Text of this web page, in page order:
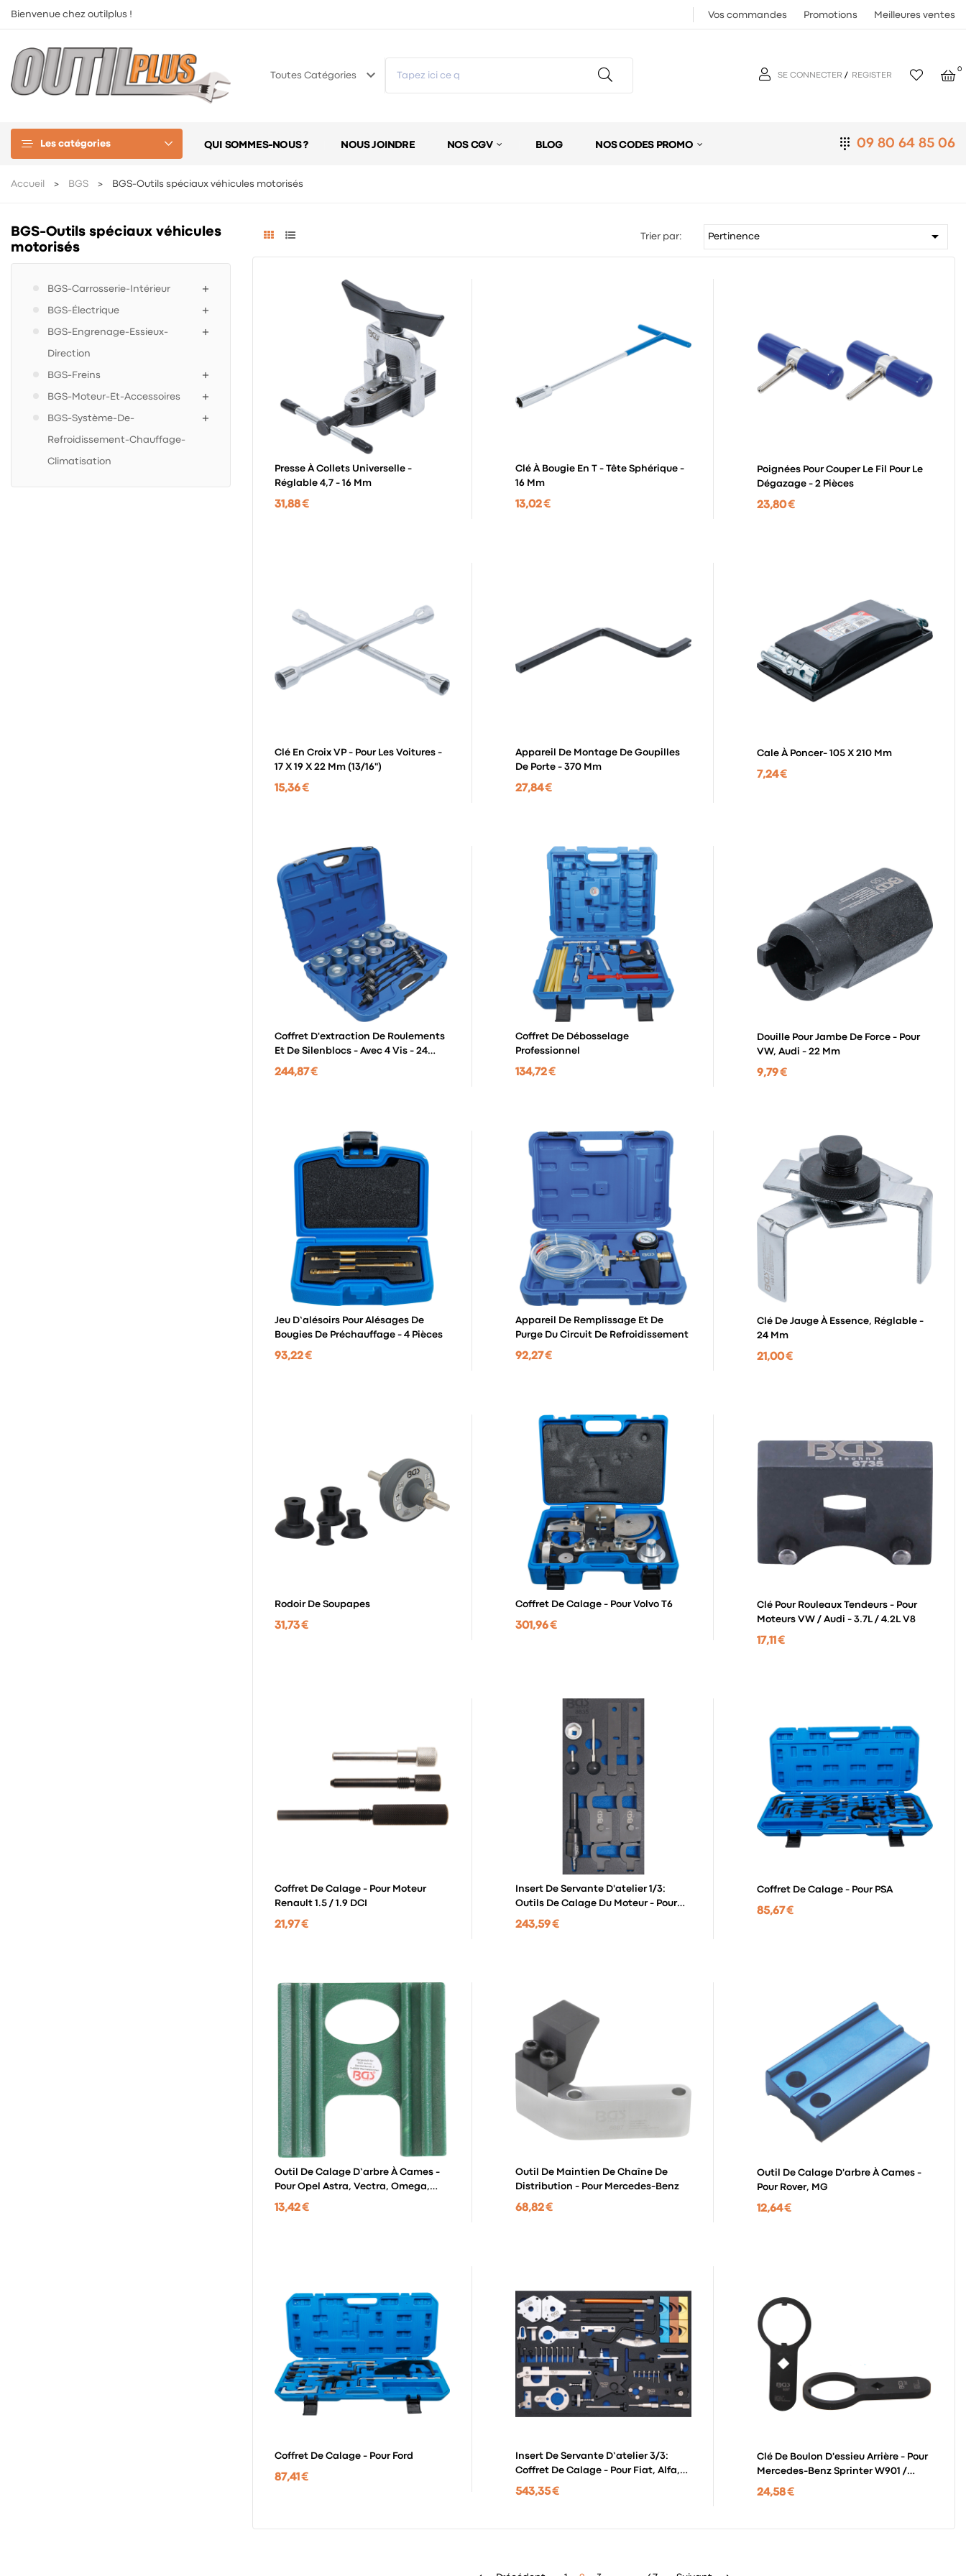
Bienvenue chez outilplus ! Vos commandes Promotions Meilleures ventes
Toutes Catégories keyboard_arrow_down SE CONNECTER / REGISTER
0
Les catégories QUI SOMMES-NOUS ? NOUS JOINDRE NOS CGV BLOG NOS CODES PROMO 09 80 64 85 06
Accueil BGS BGS-Outils spéciaux véhicules motorisés
BGS-Outils spéciaux véhicules
motorisés
BGS-Carrosserie-Intérieur
BGS-Électrique
BGS-Engrenage-Essieux-
Direction
BGS-Freins
BGS-Moteur-Et-Accessoires
BGS-Système-De-
Refroidissement-Chauffage-
Climatisation
Trier par: Pertinence 
Presse À Collets Universelle -
Réglable 4,7 - 16 Mm
31,88 €
Clé À Bougie En T - Tête Sphérique -
16 Mm
13,02 €
Poignées Pour Couper Le Fil Pour Le
Dégazage - 2 Pièces
23,80 €
Clé En Croix VP - Pour Les Voitures -
17 X 19 X 22 Mm (13/16")
15,36 €
Appareil De Montage De Goupilles
De Porte - 370 Mm
27,84 €
Cale À Poncer- 105 X 210 Mm
7,24 €
Coffret D'extraction De Roulements
Et De Silenblocs - Avec 4 Vis - 24
Pièces
244,87 €
Coffret De Débosselage
Professionnel
134,72 €
Douille Pour Jambe De Force - Pour
VW, Audi - 22 Mm
9,79 €
Jeu D’alésoirs Pour Alésages De
Bougies De Préchauffage - 4 Pièces
93,22 €
Appareil De Remplissage Et De
Purge Du Circuit De Refroidissement
92,27 €
Clé De Jauge À Essence, Réglable -
24 Mm
21,00 €
Rodoir De Soupapes
31,73 €
Coffret De Calage - Pour Volvo T6
301,96 €
Clé Pour Rouleaux Tendeurs - Pour
Moteurs VW / Audi - 3.7L / 4.2L V8
17,11 €
Coffret De Calage - Pour Moteur
Renault 1.5 / 1.9 DCI
21,97 €
Insert De Servante D'atelier 1/3:
Outils De Calage Du Moteur - Pour
Porsche Panamera, Cayenne V8...
243,59 €
Coffret De Calage - Pour PSA
85,67 €
Outil De Calage D’arbre À Cames -
Pour Opel Astra, Vectra, Omega,
Frontera, Sintra
13,42 €
Outil De Maintien De Chaîne De
Distribution - Pour Mercedes-Benz
68,82 €
Outil De Calage D'arbre À Cames -
Pour Rover, MG
12,64 €
Coffret De Calage - Pour Ford
87,41 €
Insert De Servante D’atelier 3/3:
Coffret De Calage - Pour Fiat, Alfa,
Lancia, Opel, Suzuki, Ford
543,35 €
Clé De Boulon D'essieu Arrière - Pour
Mercedes-Benz Sprinter W901 /
W905
24,58 €